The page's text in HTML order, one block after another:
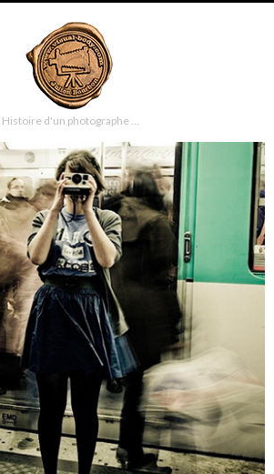
Histoire d'un photographe …